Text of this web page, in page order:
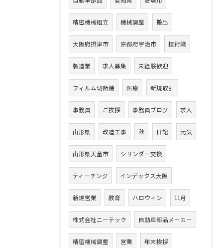
精密機械組立 機械調整 搬出
大阪府摂津市 京都府宇治市 技術職
製造業 求人募集 未経験歓迎
フィルム切断機 医療 新規取引
事務員 ご挨拶 事務員ブログ 求人
山形県 改造工事 秋 日記 元気
山形県天童市 シリンダー交換
ティーチング インデックス大阪
新規営業 教育 ハロウィン 11月
株式会社ニーテック 自動車部品メーカー
精密機械調整 営業 年末挨拶